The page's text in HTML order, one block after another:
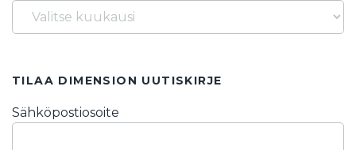
Löydät artikkeleita myös seuraavilla
avainsanoilla
3. asteen yhtälö 40-vuotta 60-lukujärjestelmä
90 vuotta 90-vuotta
Arkistot
TILAA DIMENSION UUTISKIRJE
Sähköpostiosoite